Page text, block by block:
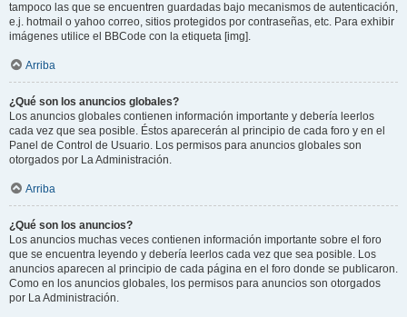
tampoco las que se encuentren guardadas bajo mecanismos de autenticación,
e.j. hotmail o yahoo correo, sitios protegidos por contraseñas, etc. Para exhibir
imágenes utilice el BBCode con la etiqueta [img].
Arriba
¿Qué son los anuncios globales?
Los anuncios globales contienen información importante y debería leerlos
cada vez que sea posible. Éstos aparecerán al principio de cada foro y en el
Panel de Control de Usuario. Los permisos para anuncios globales son
otorgados por La Administración.
Arriba
¿Qué son los anuncios?
Los anuncios muchas veces contienen información importante sobre el foro
que se encuentra leyendo y debería leerlos cada vez que sea posible. Los
anuncios aparecen al principio de cada página en el foro donde se publicaron.
Como en los anuncios globales, los permisos para anuncios son otorgados
por La Administración.